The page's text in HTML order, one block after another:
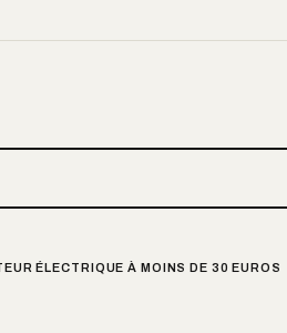
ÉLECTRIQUE À MOINS DE 30 EUROS